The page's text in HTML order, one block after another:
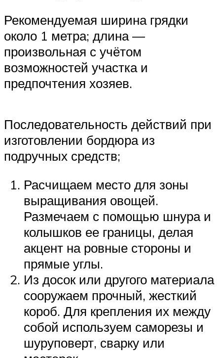
Рекомендуемая ширина грядки
около 1 метра; длина —
произвольная с учётом
возможностей участка и
предпочтения хозяев.
Последовательность действий при
изготовлении бордюра из
подручных средств;
Расчищаем место для зоны
выращивания овощей.
Размечаем с помощью шнура и
колышков ее границы, делая
акцент на ровные стороны и
прямые углы.
Из досок или другого материала
сооружаем прочный, жесткий
короб. Для крепления их между
собой используем саморезы и
шуруповерт, сварку или